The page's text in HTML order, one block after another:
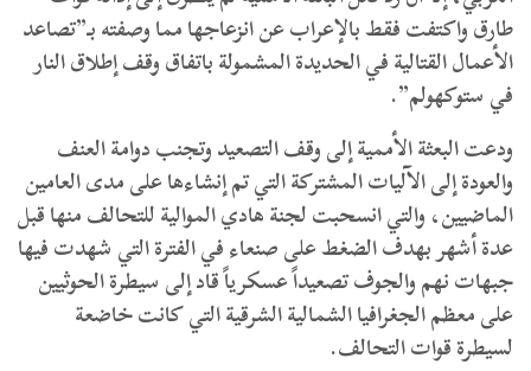
طارق واكتفت فقط بالإعراب عن انزعاجها مما وصفته بـ”تصاعد
الأعمال القتالية في الحديدة المشمولة باتفاق وقف إطلاق النار
في ستوكهولم”.
ودعت البعثة الأممية إلى وقف التصعيد وتجنب دوامة العنف
والعودة إلى الآليات المشتركة التي تم إنشاءها على مدى العامين
الماضيين، والتي انسحبت لجنة هادي الموالية للتحالف منها قبل
عدة أشهر بهدف الضغط على صنعاء في الفترة التي شهدت فيها
جبهات نهم والجوف تصعيداً عسكرياً قاد إلى سيطرة الحوثيين
على معظم الجغرافيا الشمالية الشرقية التي كانت خاضعة
لسيطرة قوات التحالف.